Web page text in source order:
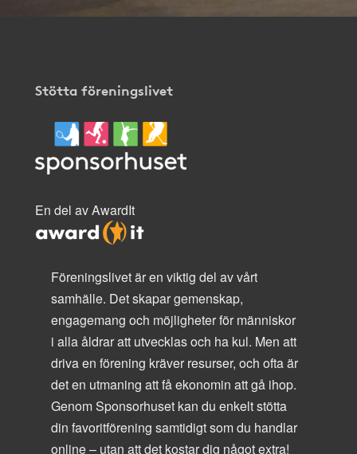
Stötta föreningslivet
En del av AwardIt
Föreningslivet är en viktig del av vårt
samhälle. Det skapar gemenskap,
engagemang och möjligheter för människor
i alla åldrar att utvecklas och ha kul. Men att
driva en förening kräver resurser, och ofta är
det en utmaning att få ekonomin att gå ihop.
Genom Sponsorhuset kan du enkelt stötta
din favoritförening samtidigt som du handlar
online – utan att det kostar dig något extra!